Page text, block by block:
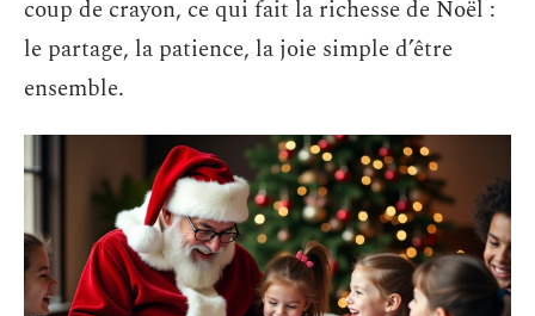
coup de crayon, ce qui fait la richesse de Noël :
le partage, la patience, la joie simple d’être
ensemble.